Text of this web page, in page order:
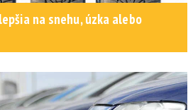
na snehu, úzka alebo